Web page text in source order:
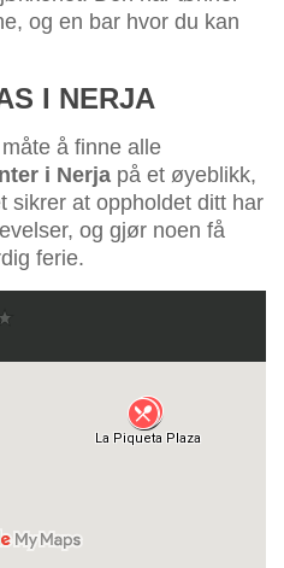
og en bar hvor du kan
I NERJA
å finne alle
i Nerja på et øyeblikk,
sikrer at oppholdet ditt har
og gjør noen få
ferie.